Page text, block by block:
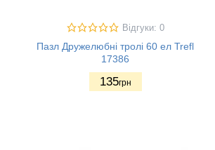
Відгуки: 0
Пазл Дружелюбні тролі 60 ел Trefl
17386
135грн